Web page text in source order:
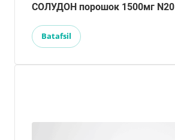
СОЛУДОН порошок 1500мг N20
Batafsil